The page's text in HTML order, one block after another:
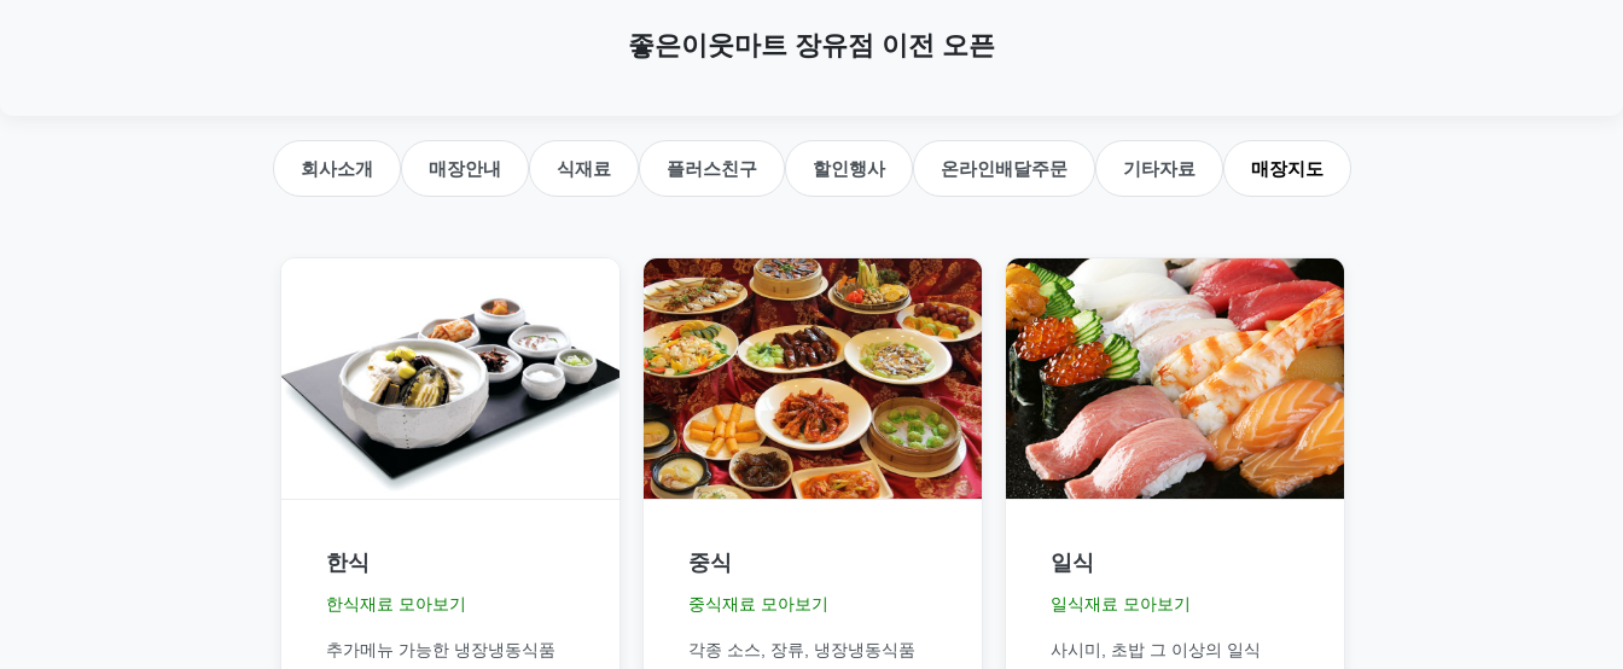
좋은이웃마트 장유점 이전 오픈
회사소개 매장안내 식재료 플러스친구 할인행사 온라인배달주문 기타자료 매장지도
한식
한식재료 모아보기
추가메뉴 가능한 냉장냉동식품
중식
중식재료 모아보기
각종 소스, 장류, 냉장냉동식품
일식
일식재료 모아보기
사시미, 초밥 그 이상의 일식